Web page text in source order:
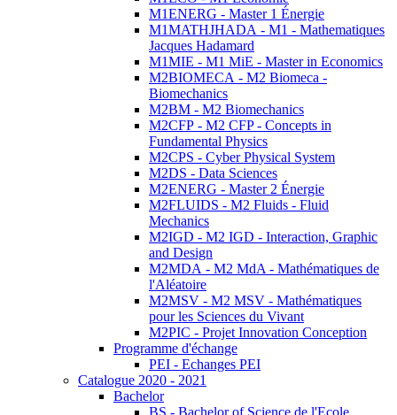
M1ENERG - Master 1 Énergie
M1MATHJHADA - M1 - Mathematiques
Jacques Hadamard
M1MIE - M1 MiE - Master in Economics
M2BIOMECA - M2 Biomeca -
Biomechanics
M2BM - M2 Biomechanics
M2CFP - M2 CFP - Concepts in
Fundamental Physics
M2CPS - Cyber Physical System
M2DS - Data Sciences
M2ENERG - Master 2 Énergie
M2FLUIDS - M2 Fluids - Fluid
Mechanics
M2IGD - M2 IGD - Interaction, Graphic
and Design
M2MDA - M2 MdA - Mathématiques de
l'Aléatoire
M2MSV - M2 MSV - Mathématiques
pour les Sciences du Vivant
M2PIC - Projet Innovation Conception
Programme d'échange
PEI - Echanges PEI
Catalogue 2020 - 2021
Bachelor
BS - Bachelor of Science de l'Ecole